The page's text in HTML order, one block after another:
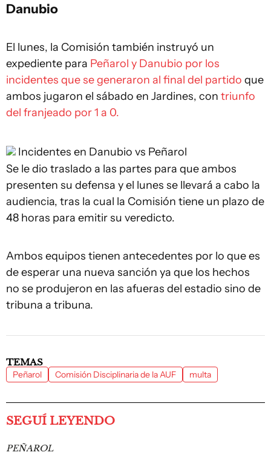
Danubio
El lunes, la Comisión también instruyó un
expediente para Peñarol y Danubio por los
incidentes que se generaron al final del partido que
ambos jugaron el sábado en Jardines, con triunfo
del franjeado por 1 a 0.
Incidentes en Danubio vs Peñarol
Se le dio traslado a las partes para que ambos
presenten su defensa y el lunes se llevará a cabo la
audiencia, tras la cual la Comisión tiene un plazo de
48 horas para emitir su veredicto.
Ambos equipos tienen antecedentes por lo que es
de esperar una nueva sanción ya que los hechos
no se produjeron en las afueras del estadio sino de
tribuna a tribuna.
TEMAS
Peñarol Comisión Disciplinaria de la AUF multa
SEGUÍ LEYENDO
PEÑAROL